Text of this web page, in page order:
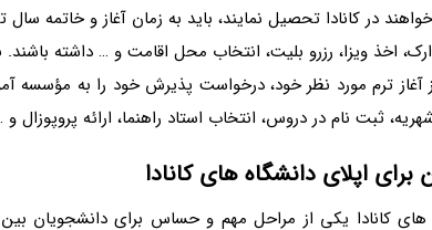
در کانادا تحصیل نمایند، باید به زمان آغاز و خاتمه
از آغاز ترم مورد نظر خود، درخواست پذیرش خود را به مؤسسه
ثبت نام در دروس، انتخاب استاد راهنما، ارائه پروپوزال و
برای اپلای دانشگاه های کانادا
های کانادا یکی از مراحل مهم و حساس برای دانشجویان